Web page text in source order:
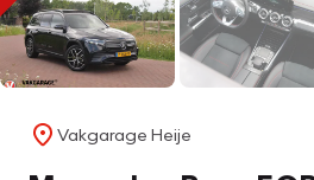
Vakgarage Heije